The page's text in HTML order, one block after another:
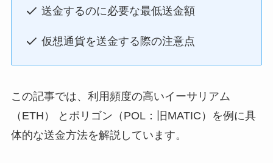
送金するのに必要な最低送金額
仮想通貨を送金する際の注意点
この記事では、利用頻度の高いイーサリアム
（ETH） とポリゴン（POL：旧MATIC）を例に具
体的な送金方法を解説しています。